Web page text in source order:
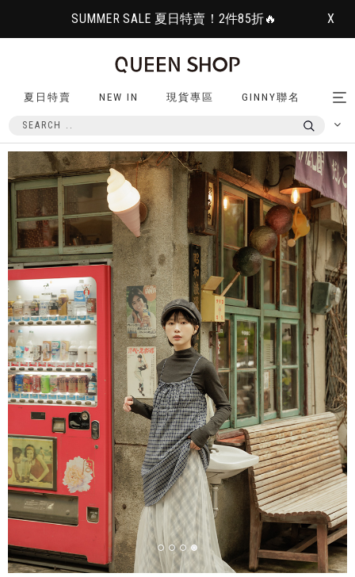
SUMMER SALE 夏日特賣！2件85折🔥 X
夏日特賣 NEW IN 現貨專區 GINNY聯名